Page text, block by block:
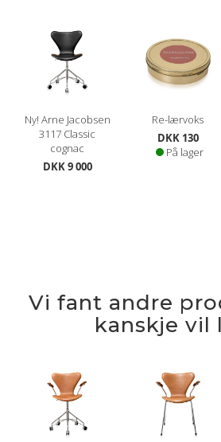
Ny! Arne Jacobsen
3117 Classic
cognac
DKK 9 000
Re-lærvoks
DKK 130
På lager
Vi fant andre
kanskje vil